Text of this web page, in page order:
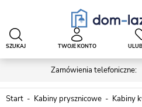
Zamówienia telefoniczne:
SZUKAJ TWOJE KONTO
Start Kabiny prysznicowe Kabiny